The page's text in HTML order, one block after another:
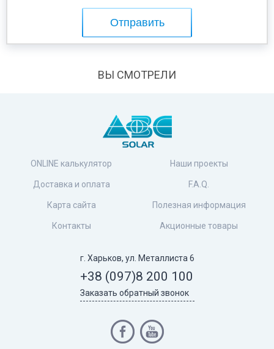
ВЫ СМОТРЕЛИ
ONLINE калькулятор
Доставка и оплата
Карта сайта
Контакты
Наши проекты
F.A.Q.
Полезная информация
Акционные товары
г. Харьков, ул. Металлиста 6
+38 (097)8 200 100
Заказать обратный звонок